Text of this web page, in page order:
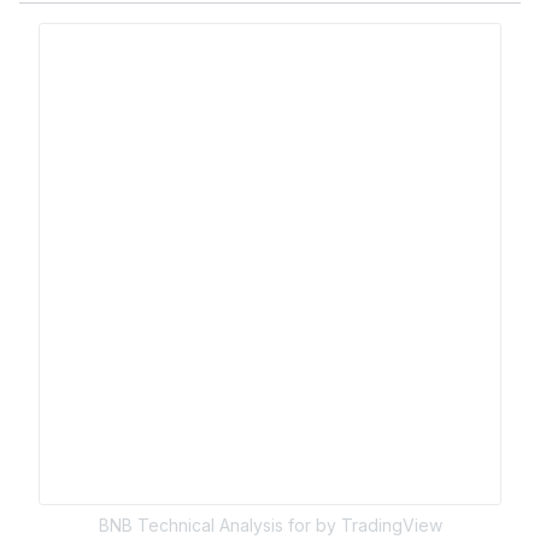
BNB Technical Analysis for by TradingView